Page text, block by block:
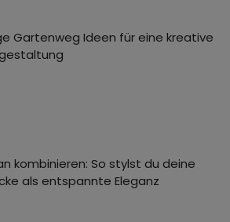
Gartenweg Ideen für eine kreative
kombinieren: So stylst du deine
als entspannte Eleganz